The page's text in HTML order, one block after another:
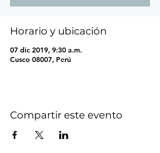
Horario y ubicación
07 dic 2019, 9:30 a.m.
Cusco 08007, Perú
Compartir este evento